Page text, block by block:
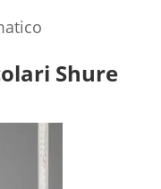
Shure